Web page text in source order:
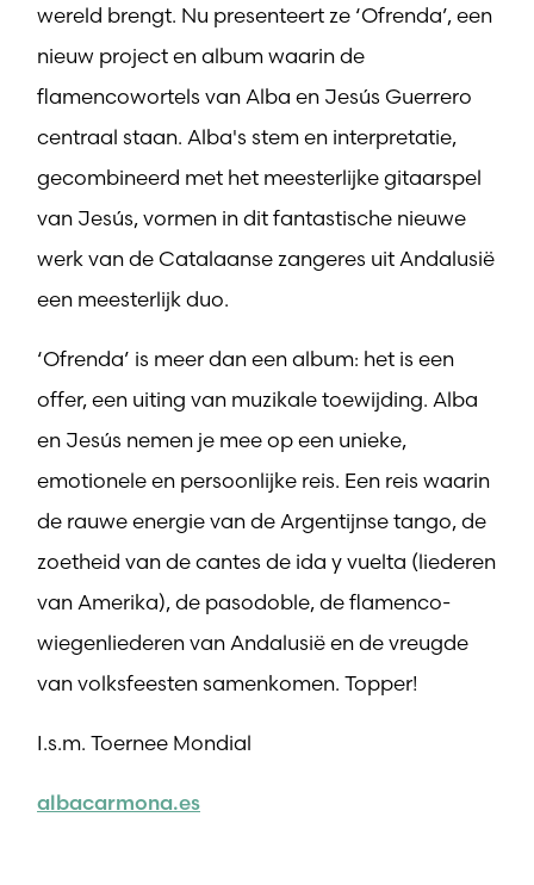
wereld brengt. Nu presenteert ze ‘Ofrenda’, een
nieuw project en album waarin de
flamencowortels van Alba en Jesús Guerrero
centraal staan. Alba's stem en interpretatie,
gecombineerd met het meesterlijke gitaarspel
van Jesús, vormen in dit fantastische nieuwe
werk van de Catalaanse zangeres uit Andalusië
een meesterlijk duo.
‘Ofrenda’ is meer dan een album: het is een
offer, een uiting van muzikale toewijding. Alba
en Jesús nemen je mee op een unieke,
emotionele en persoonlijke reis. Een reis waarin
de rauwe energie van de Argentijnse tango, de
zoetheid van de cantes de ida y vuelta (liederen
van Amerika), de pasodoble, de flamenco-
wiegenliederen van Andalusië en de vreugde
van volksfeesten samenkomen. Topper!
I.s.m. Toernee Mondial
albacarmona.es